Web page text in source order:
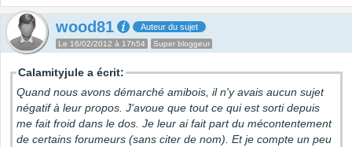
wood81 Auteur du sujet
Le 16/02/2012 à 17h54 Super bloggeur
Calamityjule a écrit:
Quand nous avons démarché amibois, il n'y avais aucun sujet
négatif à leur propos. J'avoue que tout ce qui est sorti depuis
me fait froid dans le dos. Je leur ai fait part du mécontentement
de certains forumeurs (sans citer de nom). Et je compte un peu